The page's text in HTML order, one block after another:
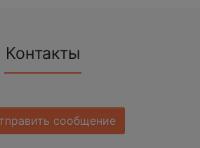
Контакты
сообщение